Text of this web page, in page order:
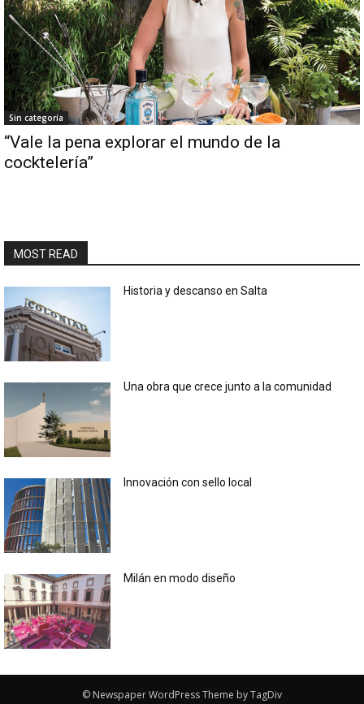
Sin categoría
“Vale la pena explorar el mundo de la
cocktelería”
MOST READ
Historia y descanso en Salta
Una obra que crece junto a la comunidad
Innovación con sello local
Milán en modo diseño
© Newspaper WordPress Theme by TagDiv